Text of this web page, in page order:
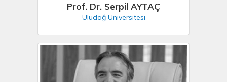
Prof. Dr. Serpil AYTAÇ
Uludağ Üniversitesi